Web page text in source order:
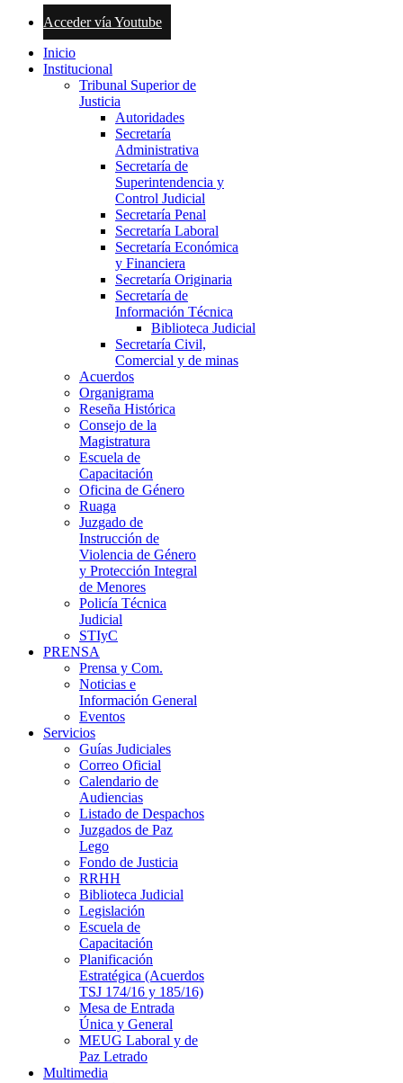
Acceder vía Youtube
Inicio
Institucional
Tribunal Superior de
Justicia
Autoridades
Secretaría
Administrativa
Secretaría de
Superintendencia y
Control Judicial
Secretaría Penal
Secretaría Laboral
Secretaría Económica
y Financiera
Secretaría Originaria
Secretaría de
Información Técnica
Biblioteca Judicial
Secretaría Civil,
Comercial y de minas
Acuerdos
Organigrama
Reseña Histórica
Consejo de la
Magistratura
Escuela de
Capacitación
Oficina de Género
Ruaga
Juzgado de
Instrucción de
Violencia de Género
y Protección Integral
de Menores
Policía Técnica
Judicial
STIyC
PRENSA
Prensa y Com.
Noticias e
Información General
Eventos
Servicios
Guías Judiciales
Correo Oficial
Calendario de
Audiencias
Listado de Despachos
Juzgados de Paz
Lego
Fondo de Justicia
RRHH
Biblioteca Judicial
Legislación
Escuela de
Capacitación
Planificación
Estratégica (Acuerdos
TSJ 174/16 y 185/16)
Mesa de Entrada
Única y General
MEUG Laboral y de
Paz Letrado
Multimedia